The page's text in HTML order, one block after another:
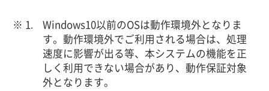
Windows10以前のOSは動作環境外となりま
す。動作環境外でご利用される場合は、処理
速度に影響が出る等、本システムの機能を正
しく利用できない場合があり、動作保証対象
外となります。